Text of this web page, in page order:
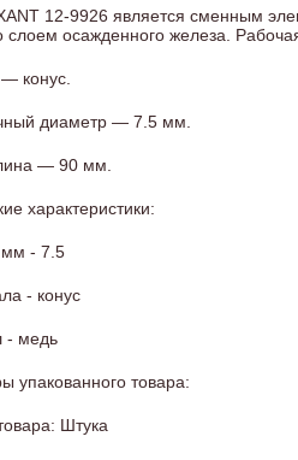
12-9926 является сменным
слоем осажденного железа.
конус.
диаметр — 7.5 мм.
— 90 мм.
характеристики:
- 7.5
- конус
- медь
упакованного товара:
Штука